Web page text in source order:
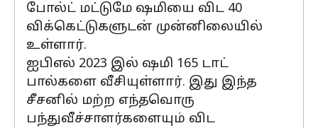
போல்ட் மட்டுமே ஷமியை விட 40
விக்கெட்டுகளுடன் முன்னிலையில்
உள்ளார்.
ஐபிஎல் 2023 இல் ஷமி 165 டாட்
பால்களை வீசியுள்ளார். இது இந்த
சீசனில் மற்ற எந்தவொரு
பந்துவீச்சாளர்களையும் விட